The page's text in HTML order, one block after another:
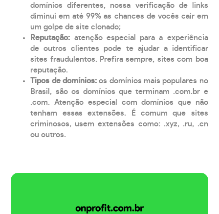
domínios diferentes, nossa verificação de links
diminui em até 99% as chances de vocês cair em
um golpe de site clonado;
Reputação: atenção especial para a experiência
de outros clientes pode te ajudar a identificar
sites fraudulentos. Prefira sempre, sites com boa
reputação.
Tipos de domínios:os domínios mais populares no
Brasil, são os domínios que terminam .com.br e
.com. Atenção especial com domínios que não
tenham essas extensões. É comum que sites
criminosos, usem extensões como: .xyz, .ru, .cn
ou outros.